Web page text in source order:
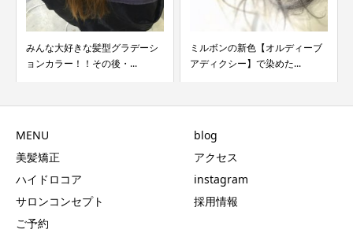
みんな大好きな髪型グラデーシ
ョンカラー！！その後・...
ミルボンの新色【オルディーブ
アディクシー】で染めた...
MENU
美髪矯正
ハイドロコア
サロンコンセプト
ご予約
blog
アクセス
instagram
採用情報